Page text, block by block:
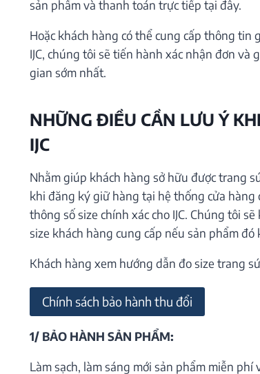
sản phẩm và thanh toán trực tiếp tại đây.
Hoặc khách hàng có thể cung cấp thông tin
IJC, chúng tôi sẽ tiến hành xác nhận đơn
gian sớm nhất.
NHỮNG ĐIỀU CẦN LƯU Ý
IJC
Nhằm giúp khách hàng sở hữu được trang
khi đăng ký giữ hàng tại hệ thống cửa hàng
thông số size chính xác cho IJC. Chúng tôi
size khách hàng cung cấp nếu sản phẩm đó
Khách hàng xem hướng dẫn đo size trang
Chính sách bảo hành thu đổi
1/ BẢO HÀNH SẢN PHẨM:
Làm sạch, làm sáng mới sản phẩm miễn phí